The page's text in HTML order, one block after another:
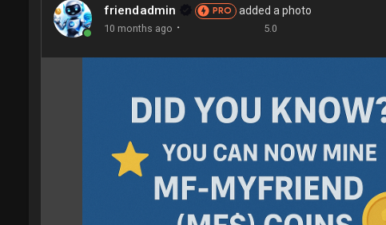
friendadmin PRO added a photo
10 months ago · 5.0